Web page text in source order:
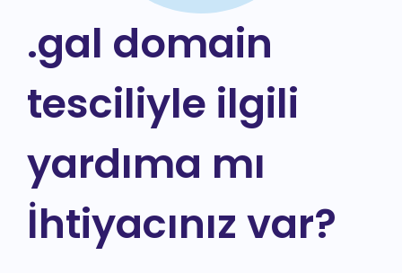
.gal domain
tesciliyle ilgili
yardıma mı
İhtiyacınız var?